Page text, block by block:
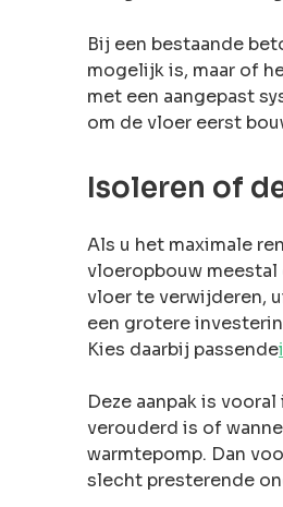
Bij een bestaande
mogelijk is, maar of
met een aangepast
om de vloer eerst
Isoleren of
Als u het maximale
vloeropbouw meestal
vloer te verwijderen,
een grotere
Kies daarbij passende
Deze aanpak is
verouderd is of
warmtepomp. Dan
slecht presterende